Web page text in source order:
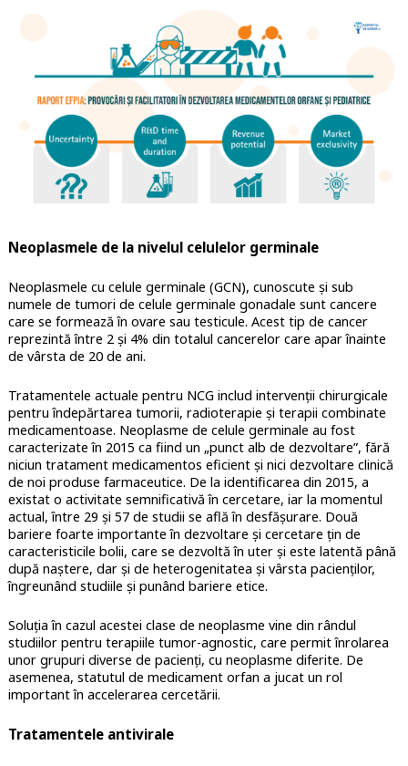
Neoplasmele de la nivelul celulelor germinale
Neoplasmele cu celule germinale (GCN), cunoscute și sub
numele de tumori de celule germinale gonadale sunt cancere
care se formează în ovare sau testicule. Acest tip de cancer
reprezintă între 2 și 4% din totalul cancerelor care apar înainte
de vârsta de 20 de ani.
Tratamentele actuale pentru NCG includ intervenții chirurgicale
pentru îndepărtarea tumorii, radioterapie și terapii combinate
medicamentoase. Neoplasme de celule germinale au fost
caracterizate în 2015 ca fiind un „punct alb de dezvoltare”, fără
niciun tratament medicamentos eficient și nici dezvoltare clinică
de noi produse farmaceutice. De la identificarea din 2015, a
existat o activitate semnificativă în cercetare, iar la momentul
actual, între 29 și 57 de studii se află în desfășurare. Două
bariere foarte importante în dezvoltare și cercetare țin de
caracteristicile bolii, care se dezvoltă în uter și este latentă până
după naștere, dar și de heterogenitatea și vârsta pacienților,
îngreunând studiile și punând bariere etice.
Soluția în cazul acestei clase de neoplasme vine din rândul
studiilor pentru terapiile tumor-agnostic, care permit înrolarea
unor grupuri diverse de pacienți, cu neoplasme diferite. De
asemenea, statutul de medicament orfan a jucat un rol
important în accelerarea cercetării.
Tratamentele antivirale